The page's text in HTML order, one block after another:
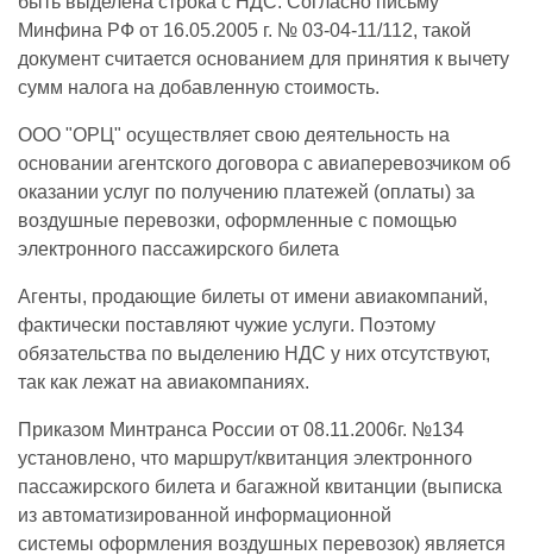
Минфина РФ от 16.05.2005 г. № 03-04-11/112, такой
документ считается основанием для принятия к вычету
сумм налога на добавленную стоимость.
ООО "ОРЦ" осуществляет свою деятельность на
основании агентского договора с авиаперевозчиком об
оказании услуг по получению платежей (оплаты) за
воздушные перевозки, оформленные с помощью
электронного пассажирского билета
Агенты, продающие билеты от имени авиакомпаний,
фактически поставляют чужие услуги. Поэтому
обязательства по выделению НДС у них отсутствуют,
так как лежат на авиакомпаниях.
Приказом Минтранса России от 08.11.2006г. №134
установлено, что маршрут/квитанция электронного
пассажирского билета и багажной квитанции (выписка
из автоматизированной информационной
системы оформления воздушных перевозок) является